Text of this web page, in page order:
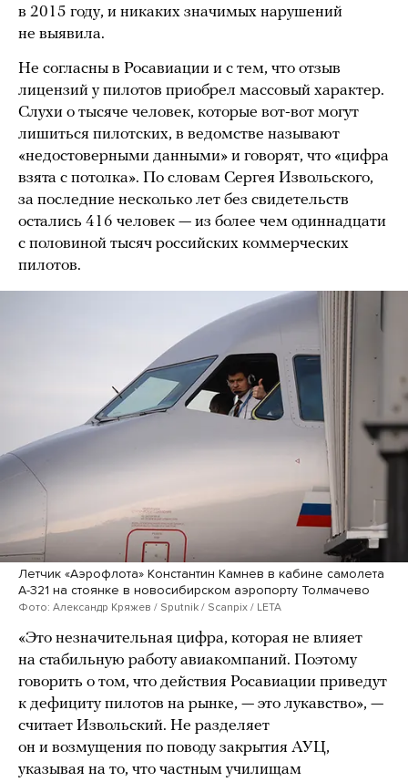
в 2015 году, и никаких значимых нарушений
не выявила.
Не согласны в Росавиации и с тем, что отзыв
лицензий у пилотов приобрел массовый характер.
Слухи о тысяче человек, которые вот-вот могут
лишиться пилотских, в ведомстве называют
«недостоверными данными» и говорят, что «цифра
взята с потолка». По словам Сергея Извольского,
за последние несколько лет без свидетельств
остались 416 человек — из более чем одиннадцати
с половиной тысяч российских коммерческих
пилотов.
Летчик «Аэрофлота» Константин Камнев в кабине самолета
А-321 на стоянке в новосибирском аэропорту Толмачево
Фото: Александр Кряжев / Sputnik / Scanpix / LETA
«Это незначительная цифра, которая не влияет
на стабильную работу авиакомпаний. Поэтому
говорить о том, что действия Росавиации приведут
к дефициту пилотов на рынке, — это лукавство», —
считает Извольский. Не разделяет
он и возмущения по поводу закрытия АУЦ,
указывая на то, что частным училищам